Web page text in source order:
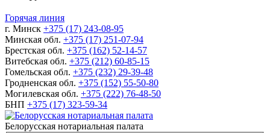
Горячая линия
г. Минск +375 (17) 243-08-95
Минская обл. +375 (17) 251-07-94
Брестская обл. +375 (162) 52-14-57
Витебская обл. +375 (212) 60-85-15
Гомельская обл. +375 (232) 29-39-48
Гродненская обл. +375 (152) 55-50-80
Могилевская обл. +375 (222) 76-48-50
БНП +375 (17) 323-59-34
Белорусская нотариальная палата